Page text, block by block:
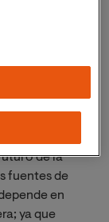
de la
fuentes de
en
ya que